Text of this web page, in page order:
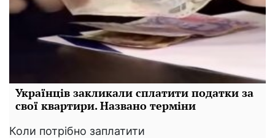
Українців закликали сплатити податки за
свої квартири. Названо терміни
Коли потрібно заплатити